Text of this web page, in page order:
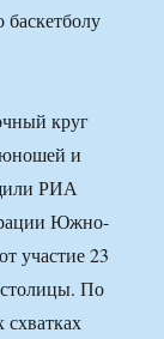
круг
юношей и
РИА
Южно-
участие 23
По